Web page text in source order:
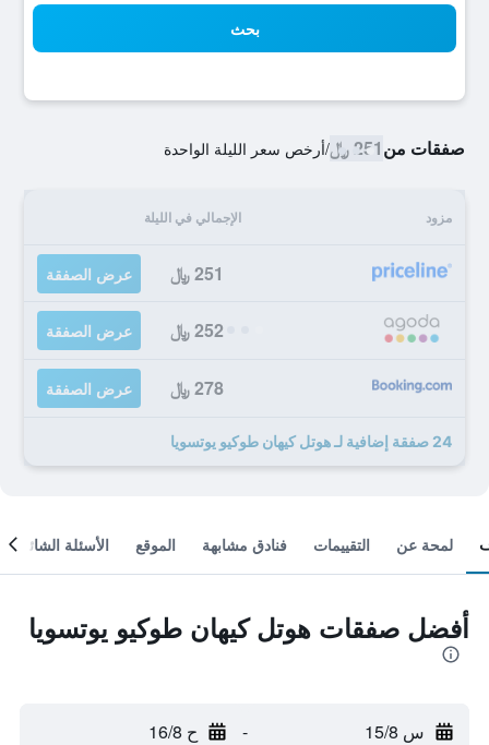
بحث
صفقات من251 ﷼ /أرخص سعر الليلة الواحدة
مزود الإجمالي في الليلة
251 ﷼ عرض الصفقة
252 ﷼ عرض الصفقة
278 ﷼ عرض الصفقة
24 صفقة إضافية لـ هوتل كيهان طوكيو يوتسويا
لمحة عن التقييمات فنادق مشابهة الموقع الأسئلة الشائعة
أفضل صفقات هوتل كيهان طوكيو يوتسويا
س 15/8 - ح 16/8